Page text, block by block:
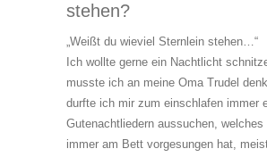
stehen?
„Weißt du wieviel Sternlein stehen…“
Ich wollte gerne ein Nachtlicht
musste ich an meine Oma Trudel
durfte ich mir zum einschlafen immer
Gutenachtliedern aussuchen,
immer am Bett vorgesungen hat,